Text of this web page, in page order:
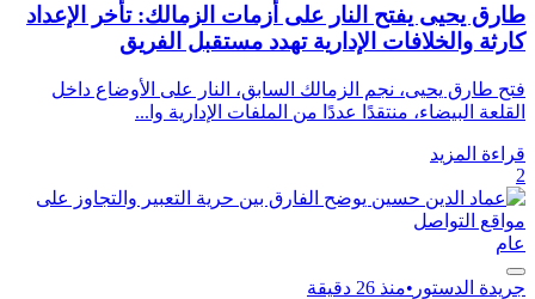
طارق يحيى يفتح النار على أزمات الزمالك: تأخر الإعداد
كارثة والخلافات الإدارية تهدد مستقبل الفريق
فتح طارق يحيى، نجم الزمالك السابق، النار على الأوضاع داخل
القلعة البيضاء، منتقدًا عددًا من الملفات الإدارية وا...
قراءة المزيد
2
عام
جريدة الدستور •منذ 26 دقيقة